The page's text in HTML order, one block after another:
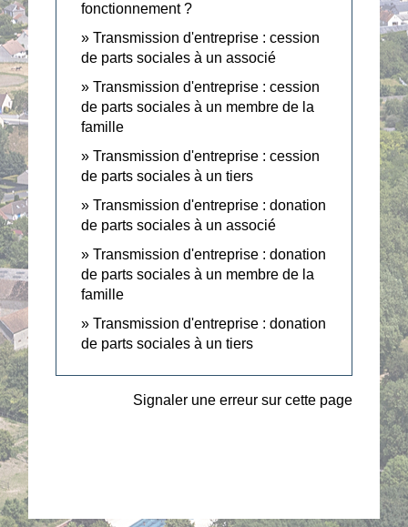
fonctionnement ?
Transmission d'entreprise : cession
de parts sociales à un associé
Transmission d'entreprise : cession
de parts sociales à un membre de la
famille
Transmission d'entreprise : cession
de parts sociales à un tiers
Transmission d'entreprise : donation
de parts sociales à un associé
Transmission d'entreprise : donation
de parts sociales à un membre de la
famille
Transmission d'entreprise : donation
de parts sociales à un tiers
Signaler une erreur sur cette page